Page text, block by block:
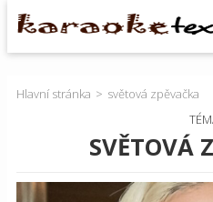
Hlavní stránka
světová zpěvačka
SVĚTOVÁ